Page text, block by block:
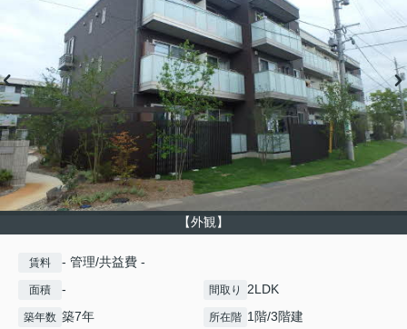
【外観】
賃料 - 管理/共益費 -
面積 - 間取り 2LDK
築年数 築7年 所在階 1階/3階建